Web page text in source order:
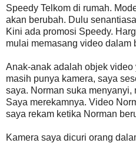
Speedy Telkom di rumah.
akan berubah. Dulu
Kini ada promosi Speedy.
mulai memasang video dalam
Anak-anak adalah objek
masih punya kamera, saya
saya. Norman suka
Saya merekamnya. Video
saya rekam ketika Norman
Kamera saya dicuri orang